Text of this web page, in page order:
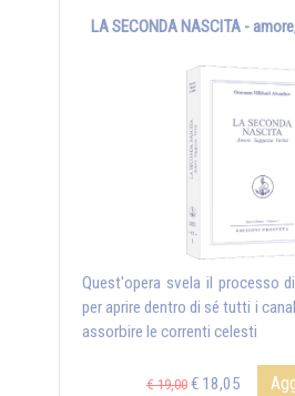
LA SECONDA NASCITA -
Quest'opera svela il processo
per aprire dentro di sé tutti i
assorbire le correnti celesti
€ 19,00 € 18,05